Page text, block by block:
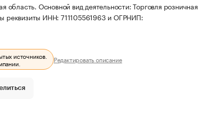
Основной вид деятельности: Торговля розничная
реквизиты ИНН: 711105561963 и ОГРНИП:
источников.
Редактировать описание